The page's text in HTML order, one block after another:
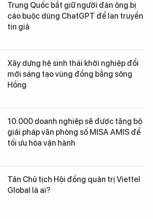
Trung Quốc bắt giữ người đàn ông bị
cáo buộc dùng ChatGPT để lan truyền
tin giả
Xây dựng hệ sinh thái khởi nghiệp đổi
mới sáng tạo vùng đồng bằng sông
Hồng
10.000 doanh nghiệp sẽ được tặng bộ
giải pháp văn phòng số MISA AMIS để
tối ưu hóa vận hành
Tân Chủ tịch Hội đồng quản trị Viettel
Global là ai?